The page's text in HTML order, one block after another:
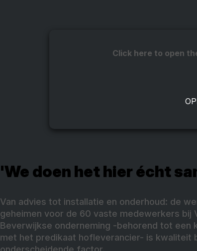
Click here to open
'We doen het hier écht
Van advies tot installatie en onderhoud: de
geheimen voor de 60 vaste medewerkers bij
Beverwijkse onderneming -behorend tot een
met het predikaat hofleverancier- is kwaliteit